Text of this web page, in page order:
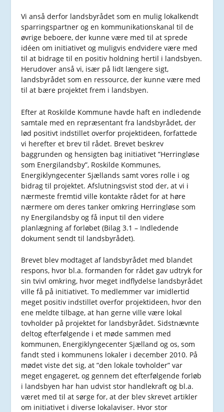
Vi anså derfor landsbyrådet som en mulig lokalkendt
sparringspartner og en kommunikationskanal til de
øvrige beboere, der kunne være med til at sprede
idéen om initiativet og muligvis endvidere være med
til at bidrage til en positiv holdning hertil i landsbyen.
Herudover anså vi, især på lidt længere sigt,
landsbyrådet som en ressource, der kunne være med
til at bære projektet frem i landsbyen.
Efter at Roskilde Kommune havde haft en indledende
samtale med en repræsentant fra landsbyrådet, der
lød positivt indstillet overfor projektideen, forfattede
vi herefter et brev til rådet. Brevet beskrev
baggrunden og hensigten bag initiativet ”Herringløse
som Energilandsby”, Roskilde Kommunes,
Energiklyngecenter Sjællands samt vores rolle i og
bidrag til projektet. Afslutningsvist stod der, at vi i
nærmeste fremtid ville kontakte rådet for at høre
nærmere om deres tanker omkring Herringløse som
ny Energilandsby og få input til den videre
planlægning af forløbet (Bilag 3.1 – Indledende
dokument sendt til landsbyrådet).
Brevet blev modtaget af landsbyrådet med blandet
respons, hvor bl.a. formanden for rådet gav udtryk for
sin tvivl omkring, hvor meget indflydelse landsbyrådet
ville få på initiativet. To medlemmer var imidlertid
meget positiv indstillet overfor projektideen, hvor den
ene meldte tilbage, at han gerne ville være lokal
tovholder på projektet for landsbyrådet. Sidstnævnte
deltog efterfølgende i et møde sammen med
kommunen, Energiklyngecenter Sjælland og os, som
fandt sted i kommunens lokaler i december 2010. På
mødet viste det sig, at ”den lokale tovholder” var
meget engageret, og gennem det efterfølgende forløb
i landsbyen har han udvist stor handlekraft og bl.a.
været med til at sørge for, at der blev skrevet artikler
om initiativet i diverse lokalaviser. Hvor stor